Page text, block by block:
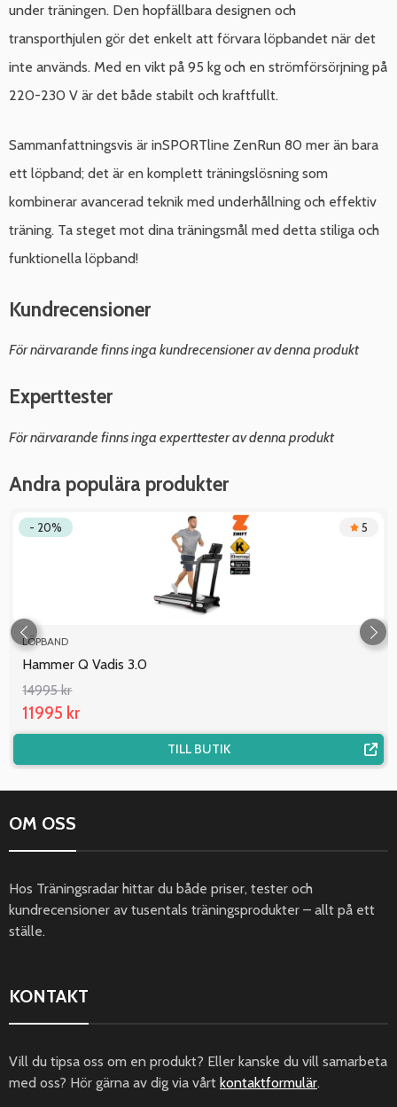
under träningen. Den hopfällbara designen och
transporthjulen gör det enkelt att förvara löpbandet när det
inte används. Med en vikt på 95 kg och en strömförsörjning på
220-230 V är det både stabilt och kraftfullt.
Sammanfattningsvis är inSPORTline ZenRun 80 mer än bara
ett löpband; det är en komplett träningslösning som
kombinerar avancerad teknik med underhållning och effektiv
träning. Ta steget mot dina träningsmål med detta stiliga och
funktionella löpband!
Kundrecensioner
För närvarande finns inga kundrecensioner av denna produkt
Experttester
För närvarande finns inga experttester av denna produkt
Andra populära produkter
- 20% 5
LÖPBAND
Hammer Q Vadis 3.0
14995 kr
11995 kr
TILL BUTIK
OM OSS
Hos Träningsradar hittar du både priser, tester och
kundrecensioner av tusentals träningsprodukter – allt på ett
ställe.
KONTAKT
Vill du tipsa oss om en produkt? Eller kanske du vill samarbeta
med oss? Hör gärna av dig via vårt kontaktformulär.